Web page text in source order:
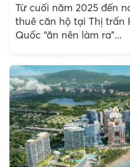
Từ cuối năm 2025 đến
thuê căn hộ tại Thị trấn
Quốc “ăn nên làm ra”...